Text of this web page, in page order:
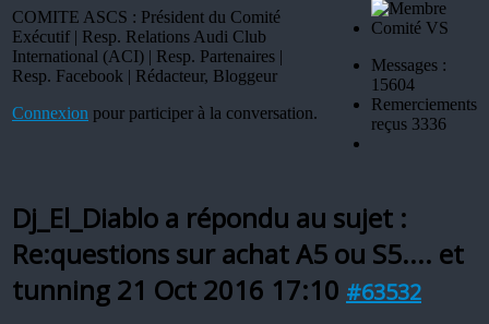
COMITE ASCS : Président du Comité
Exécutif | Resp. Relations Audi Club
International (ACI) | Resp. Partenaires |
Resp. Facebook | Rédacteur, Bloggeur
Connexion pour participer à la conversation.
Messages :
15604
Remerciements
reçus 3336
Dj_El_Diablo a répondu au sujet :
Re:questions sur achat A5 ou S5.... et
tunning 21 Oct 2016 17:10 #63532